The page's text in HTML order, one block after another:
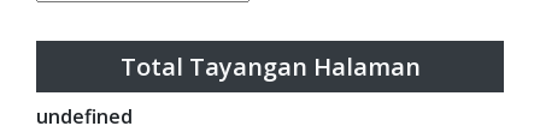
Total Tayangan Halaman
undefned